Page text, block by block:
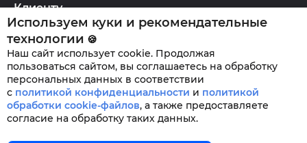
Клиенту
QWERTYGIFTS © 2026
Используем куки и рекомендательные
технологии 🍪
Наш сайт использует cookie. Продолжая
пользоваться сайтом, вы соглашаетесь на обработку
персональных данных в соответствии
с политикой конфиденциальности и политикой
обработки cookie-файлов, а также предоставляете
согласие на обработку таких данных.